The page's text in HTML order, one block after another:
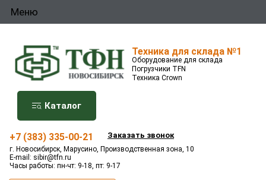
Меню
Техника для склада №1
Оборудование для склада
Погрузчики TFN
Техника Crown
Каталог
+7 (383) 335-00-21 Заказать звонок
г. Новосибирск, Марусино, Производственная зона, 10
E-mail: sibir@tfn.ru
Часы работы: пн-чт: 9-18, пт: 9-17